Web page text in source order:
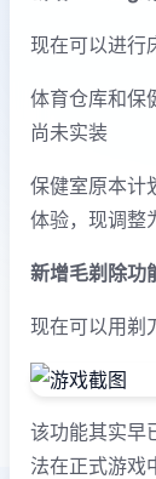
现在可以进行
体育仓库和保
尚未实装
保健室原本计
体验，现调整
新增毛剃除功
现在可以用剃
该功能其实早
法在正式游戏